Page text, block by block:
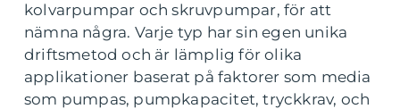
kolvarpumpar och skruvpumpar, för att
nämna några. Varje typ har sin egen unika
driftsmetod och är lämplig för olika
applikationer baserat på faktorer som media
som pumpas, pumpkapacitet, tryckkrav, och